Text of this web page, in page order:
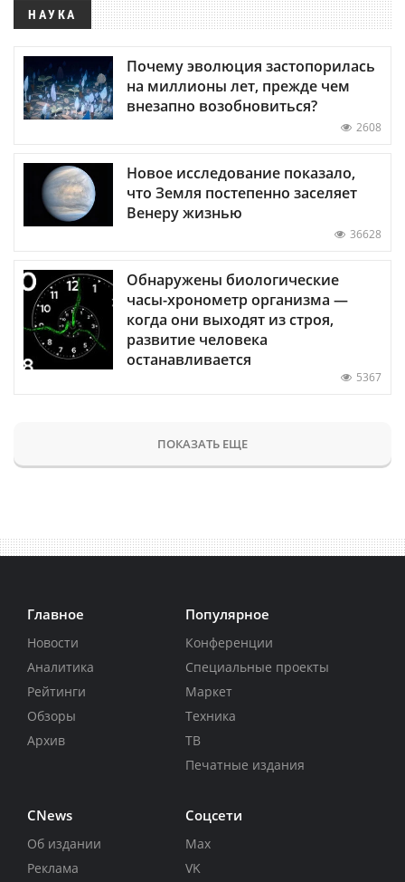
НАУКА
Почему эволюция застопорилась
на миллионы лет, прежде чем
внезапно возобновиться?
2608
Новое исследование показало,
что Земля постепенно заселяет
Венеру жизнью
36628
Обнаружены биологические
часы-хронометр организма —
когда они выходят из строя,
развитие человека
останавливается
5367
ПОКАЗАТЬ ЕЩЕ
Главное
Новости
Аналитика
Рейтинги
Обзоры
Архив
Популярное
Конференции
Специальные проекты
Маркет
Техника
ТВ
Печатные издания
CNews
Об издании
Реклама
Соцсети
Max
VK